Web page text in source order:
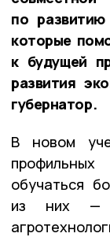
по
которые
к будущей
развития
губернатор.
В новом
обучаться
из них —